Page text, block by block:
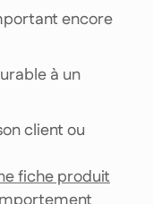
encore
à un
client ou
fiche produit